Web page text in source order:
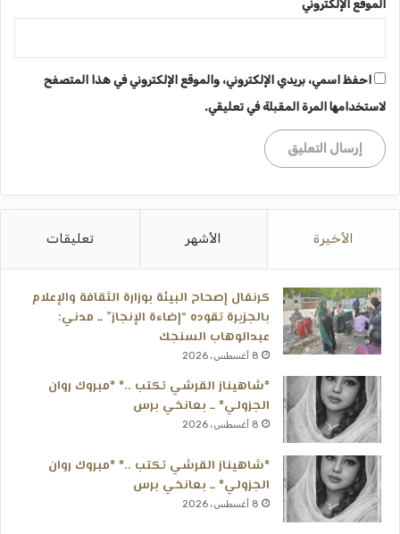
الموقع الإلكتروني
احفظ اسمي، بريدي الإلكتروني، والموقع الإلكتروني في هذا المتصفح
لاستخدامها المرة المقبلة في تعليقي.
الأخيرة الأشهر تعليقات
كرنفال إصحاح البيئة بوزارة الثقافة والإعلام
بالجزيرة تقوده “إضاءة الإنجاز” ــ مدني:
عبدالوهاب السنجك
8 أغسطس، 2026
*شاهيناز القرشي تكتب ..* *مبروك روان
الجزولي* ــ بعانخي برس
8 أغسطس، 2026
*شاهيناز القرشي تكتب ..* *مبروك روان
الجزولي* ــ بعانخي برس
8 أغسطس، 2026